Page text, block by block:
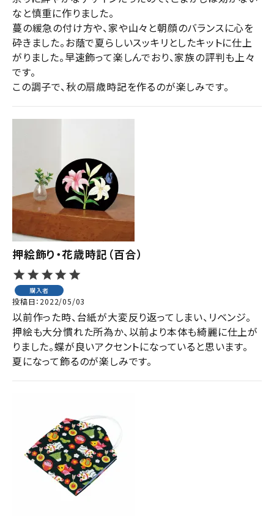
なと慎重に作りました。
蔓の緩急の付け方や、家や山々と朝顔のバランスに心を
砕きました。お蔭で夏らしいスッキリとしたキットに仕上
がりました。早速飾って楽しんでおり、家族の評判も上々
です。
この調子で、秋の扇歳時記を作るのが楽しみです。
押絵飾り・花歳時記（百合）
購入者
投稿日 2022/05/03
以前作った時、台紙が大変反り返ってしまい、リベンジ。
押絵も大分慣れた所為か、以前より本体も綺麗に仕上が
りました。蝶が良いアクセントになっていると思います。
夏になって飾るのが楽しみです。